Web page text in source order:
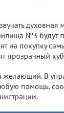
№3 будут
на покупку
прозрачный
желающий. В
помощь,